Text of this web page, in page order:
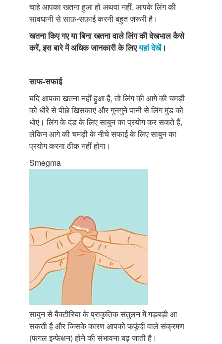
चाहे आपका खतना हुआ हो अथवा नहीं, आपके लिंग की
सावधानी से साफ़-सफ़ाई करनी बहुत ज़रूरी है।
खतना किए गए या बिना खतना वाले लिंग की देखभाल कैसे
करें, इस बारे में अधिक जानकारी के लिएयहां देखें।
साफ-सफाई
यदि आपका खतना नहीं हुआ है, तो लिंग की आगे की चमड़ी
को धीरे से पीछे खिसकाएं और गुनगुने पानी से लिंग मुंड को
धोएं। लिंग के दंड के लिए साबुन का प्रयोग कर सकते हैं,
लेकिन आगे की चमड़ी के नीचे सफाई के लिए साबुन का
प्रयोग करना ठीक नहीं होगा।
Smegma
साबुन से बैक्टीरिया के प्राकृतिक संतुलन में गड़बड़ी आ
सकती है और जिसके कारण आपको फफूंदी वाले संक्रमण
(फंगल इन्फेक्षन) होने की संभावना बढ़ जाती है।